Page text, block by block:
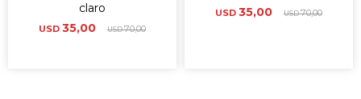
claro
USD 35,00 USD70,00
USD 35,00 USD70,00